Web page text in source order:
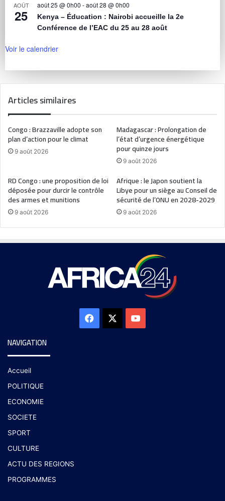
AOÛT
25
août 25 @ 0h00 -août 28 @ 0h00
Kenya – Éducation : Nairobi accueille la 2e
Conférence de l’EAC du 25 au 28 août
Voir le calendrier
Articles similaires
Congo : Brazzaville adopte son
plan d’action pour le climat
9 août 2026
Madagascar : Prolongation de
l’état d’urgence énergétique
pour quinze jours
9 août 2026
RD Congo : une proposition de loi
déposée pour durcir le contrôle
des armes et munitions
9 août 2026
Afrique : le Japon soutient la
Libye pour un siège au Conseil de
sécurité de l’ONU en 2028-2029
9 août 2026
NAVIGATION
Accueil
POLITIQUE
ECONOMIE
SOCIETE
SPORT
CULTURE
ACTU DES REGIONS
PROGRAMMES